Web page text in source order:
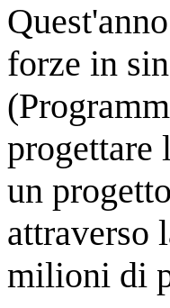
forze in
progettare
un
attraverso
milioni di